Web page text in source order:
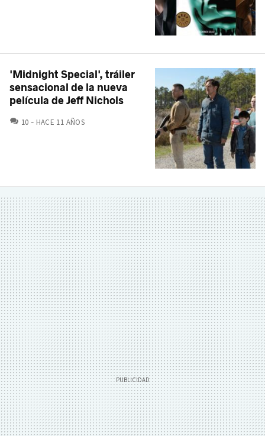
'Midnight Special', tráiler
sensacional de la nueva
película de Jeff Nichols
10 COMENTARIOS
HACE 11 AÑOS